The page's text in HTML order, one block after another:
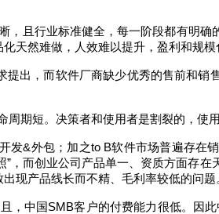
，且行业标准健全，每一阶段都有明
天然难做，人效难以提升，盈利和规模
出，而软件厂商缺少优秀的售前和
周期短。决策者和使用者是割裂的，使
发&外包；加之to B软件市场普遍存在
”，而创业公司产品单一、资质方面存
现产品线长而不精、毛利率较低的问题
，中国SMB客户的付费能力很低。因